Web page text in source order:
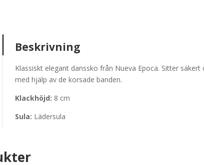
Beskrivning
Klassiskt elegant danssko från Nueva Epoca. Sitter
med hjälp av de korsade banden.
Klackhöjd: 8 cm
Sula: Lädersula